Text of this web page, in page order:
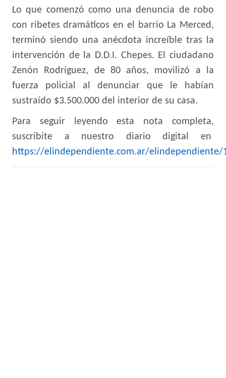
Lo que comenzó como una denuncia de robo
con ribetes dramáticos en el barrio La Merced,
terminó siendo una anécdota increíble tras la
intervención de la D.D.I. Chepes. El ciudadano
Zenón Rodríguez, de 80 años, movilizó a la
fuerza policial al denunciar que le habían
sustraído $3.500.000 del interior de su casa.
Para seguir leyendo esta nota completa,
suscribite a nuestro diario digital en
https://elindependiente.com.ar/elindependiente/